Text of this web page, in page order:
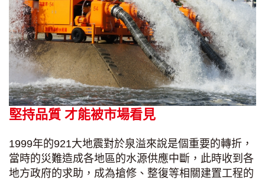
堅持品質 才能被市場看見
1999年的921大地震對於泉溢來說是個重要的轉折，
當時的災難造成各地區的水源供應中斷，此時收到各
地方政府的求助，成為搶修、整復等相關建置工程的